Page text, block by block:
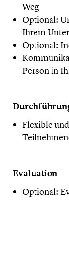
Weg
Optional:
Ihrem
Optional:
Person in
Flexible
Evaluation
Optional: